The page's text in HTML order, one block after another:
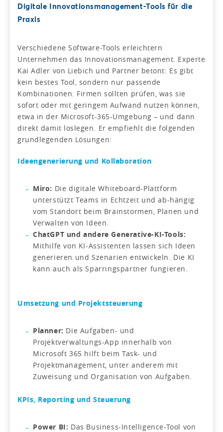
Digitale Innovationsmanagement-Tools für die
Praxis
Verschiedene Software-Tools erleichtern
Unternehmen das Innovationsmanagement. Experte
Kai Adler von Liebich und Partner betont: Es gibt
kein bestes Tool, sondern nur passende
Kombinationen. Firmen sollten prüfen, was sie
sofort oder mit geringem Aufwand nutzen können,
etwa in der Microsoft-365-Umgebung – und dann
direkt damit loslegen. Er empfiehlt die folgenden
grundlegenden Lösungen:
Ideengenerierung und Kollaboration
Miro: Die digitale Whiteboard-Plattform
unterstützt Teams in Echtzeit und ab-hängig
vom Standort beim Brainstormen, Planen und
Verwalten von Ideen.
ChatGPT und andere Generative-KI-Tools:
Mithilfe von KI-Assistenten lassen sich Ideen
generieren und Szenarien entwickeln. Die KI
kann auch als Sparringspartner fungieren.
Umsetzung und Projektsteuerung
Planner: Die Aufgaben- und
Projektverwaltungs-App innerhalb von
Microsoft 365 hilft beim Task- und
Projektmanagement, unter anderem mit
Zuweisung und Organisation von Aufgaben.
KPIs, Reporting und Steuerung
Power BI: Das Business-Intelligence-Tool von